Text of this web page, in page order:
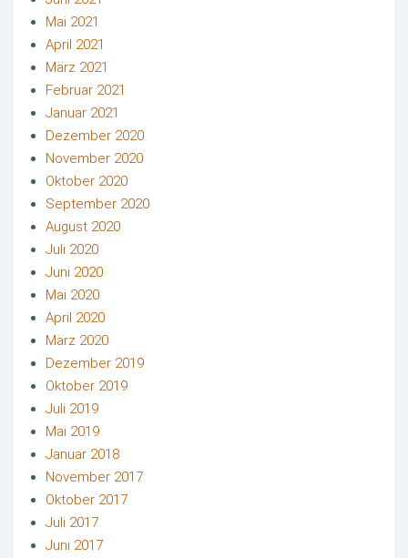
Mai 2021
April 2021
März 2021
Februar 2021
Januar 2021
Dezember 2020
November 2020
Oktober 2020
September 2020
August 2020
Juli 2020
Juni 2020
Mai 2020
April 2020
März 2020
Dezember 2019
Oktober 2019
Juli 2019
Mai 2019
Januar 2018
November 2017
Oktober 2017
Juli 2017
Juni 2017